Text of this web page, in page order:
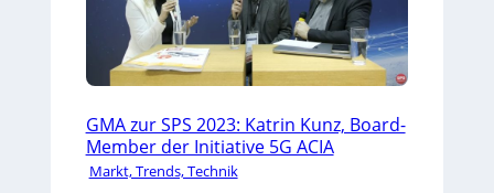
GMA zur SPS 2023: Katrin Kunz, Board-
Member der Initiative 5G ACIA
Markt, Trends, Technik